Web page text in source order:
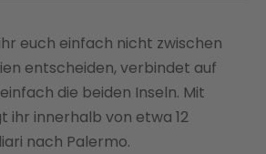
euch einfach nicht zwischen
entscheiden, verbindet auf
die beiden Inseln. Mit
ihr innerhalb von etwa 12
nach Palermo.